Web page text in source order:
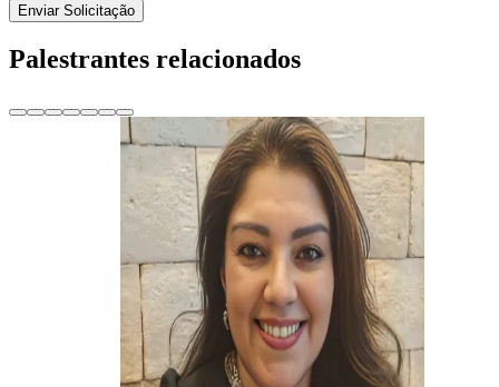
Enviar Solicitação
Palestrantes relacionados